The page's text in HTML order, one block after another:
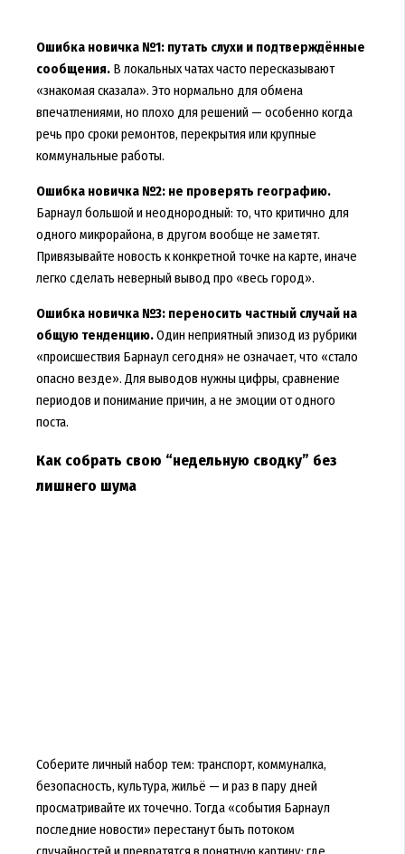
Ошибка новичка №1: путать слухи и подтверждённые
сообщения.В локальных чатах часто пересказывают
«знакомая сказала». Это нормально для обмена
впечатлениями, но плохо для решений — особенно когда
речь про сроки ремонтов, перекрытия или крупные
коммунальные работы.
Ошибка новичка №2: не проверять географию.
Барнаул большой и неоднородный: то, что критично для
одного микрорайона, в другом вообще не заметят.
Привязывайте новость к конкретной точке на карте, иначе
легко сделать неверный вывод про «весь город».
Ошибка новичка №3: переносить частный случай на
общую тенденцию.Один неприятный эпизод из рубрики
«происшествия Барнаул сегодня» не означает, что «стало
опасно везде». Для выводов нужны цифры, сравнение
периодов и понимание причин, а не эмоции от одного
поста.
Как собрать свою “недельную сводку” без
лишнего шума
Соберите личный набор тем: транспорт, коммуналка,
безопасность, культура, жильё — и раз в пару дней
просматривайте их точечно. Тогда «события Барнаул
последние новости» перестанут быть потоком